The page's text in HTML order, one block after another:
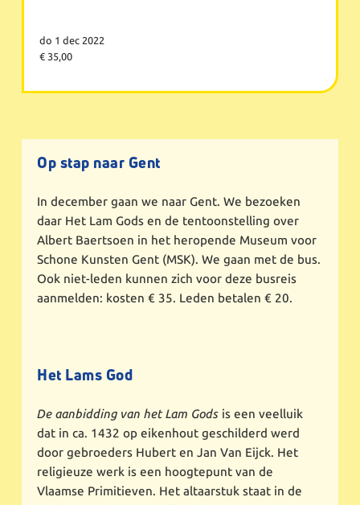
do 1 dec 2022
€ 35,00
Op stap naar Gent
In december gaan we naar Gent. We bezoeken
daar Het Lam Gods en de tentoonstelling over
Albert Baertsoen in het heropende Museum voor
Schone Kunsten Gent (MSK). We gaan met de bus.
Ook niet-leden kunnen zich voor deze busreis
aanmelden: kosten € 35. Leden betalen € 20.
Het Lams God
De aanbidding van het Lam Gods is een veelluik
dat in ca. 1432 op eikenhout geschilderd werd
door gebroeders Hubert en Jan Van Eijck. Het
religieuze werk is een hoogtepunt van de
Vlaamse Primitieven. Het altaarstuk staat in de